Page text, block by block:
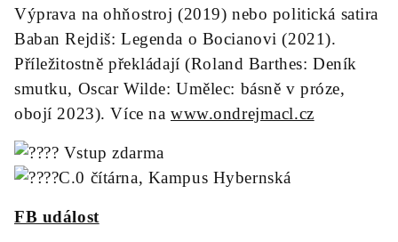
Výprava na ohňostroj (2019) nebo politická satira
Baban Rejdiš: Legenda o Bocianovi (2021).
Příležitostně překládají (Roland Barthes: Deník
smutku, Oscar Wilde: Umělec: básně v próze,
obojí 2023). Více na www.ondrejmacl.cz
Vstup zdarma
C.0 čítárna, Kampus Hybernská
FB událost